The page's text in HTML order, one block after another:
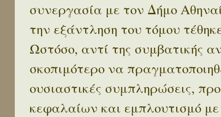
συνεργασία με τον Δήμο
την εξάντληση του τόμου
Ωστόσο, αντί της συμβατικής
σκοπιμότερο να
ουσιαστικές συμπληρώσεις,
κεφαλαίων και εμπλουτισμό